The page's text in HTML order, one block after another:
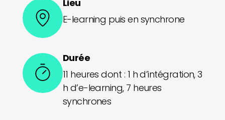
Lieu
E-learning puis en synchrone
Durée
11 heures dont : 1 h d’intégration, 3
h d’e-learning, 7 heures
synchrones